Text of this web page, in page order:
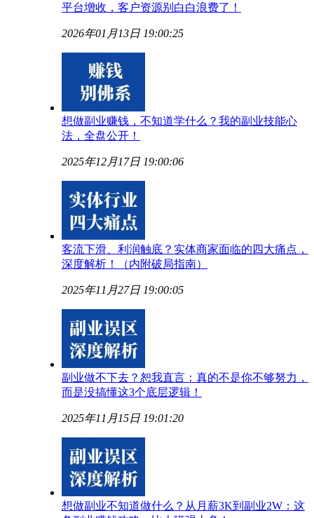
平台增收，客户资源别白白浪费了！
2026年01月13日 19:00:25
想做副业赚钱，不知道学什么？我的副业技能心
法，全盘公开！
2025年12月17日 19:00:06
客流下滑、利润触底？实体商家面临的四大痛点，
深度解析！（内附破局指南）
2025年11月27日 19:00:05
副业做不下去？恕我直言：真的不是你不够努力，
而是没搞懂这3个底层逻辑！
2025年11月15日 19:01:20
想做副业不知道做什么？从月薪3K到副业2W：这